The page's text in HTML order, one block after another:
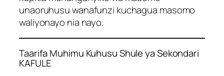
unaoruhusu wanafunzi kuchagua masomo
waliyonayo nia nayo.
Taarifa Muhimu Kuhusu Shule ya Sekondari
KAFULE